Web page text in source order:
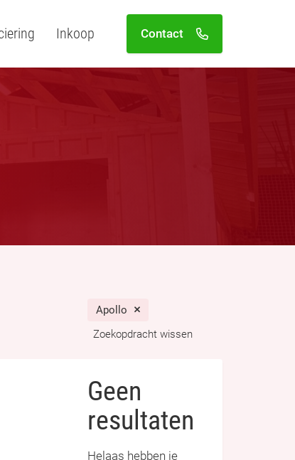
Apollo
Zoekopdracht wissen
Geen
resultaten
Helaas hebben je
Contact
Inkoop